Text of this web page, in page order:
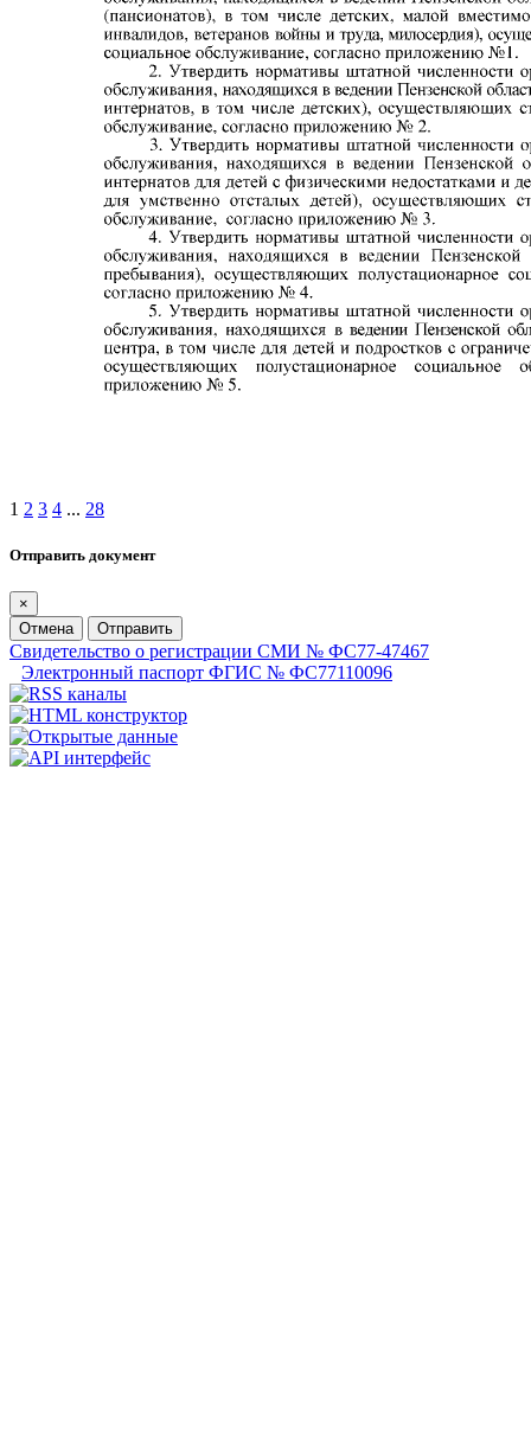
1 2 3 4 ... 28
Отправить документ
×
Отмена
Отправить
Свидетельство о регистрации СМИ № ФС77-47467
Электронный паспорт ФГИС № ФС77110096